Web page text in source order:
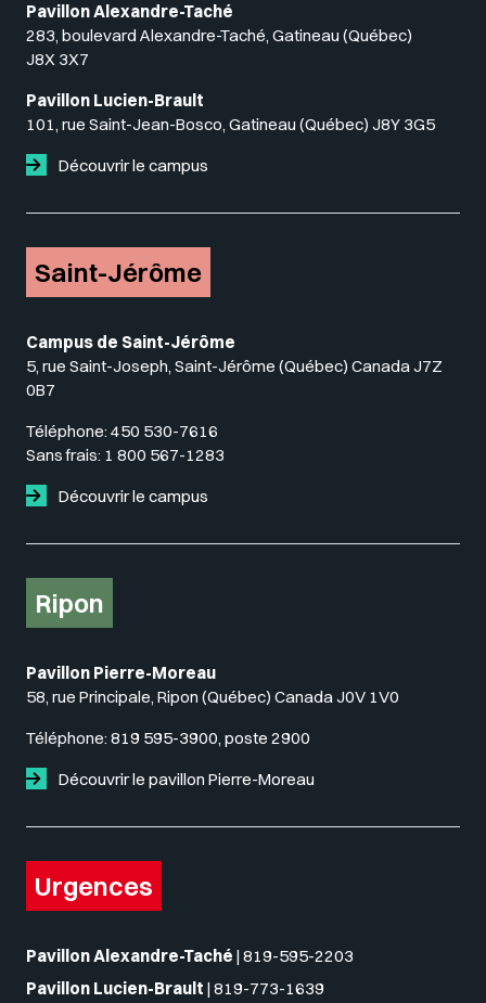
Pavillon Alexandre-Taché
283, boulevard Alexandre-Taché, Gatineau (Québec)
J8X 3X7
Pavillon Lucien-Brault
101, rue Saint-Jean-Bosco, Gatineau (Québec) J8Y 3G5
Découvrir le campus
Saint-Jérôme
Campus de Saint-Jérôme
5, rue Saint-Joseph, Saint-Jérôme (Québec) Canada J7Z
0B7
Téléphone: 450 530-7616
Sans frais: 1 800 567-1283
Découvrir le campus
Ripon
Pavillon Pierre-Moreau
58, rue Principale, Ripon (Québec) Canada J0V 1V0
Téléphone: 819 595-3900, poste 2900
Découvrir le pavillon Pierre-Moreau
Urgences
Pavillon Alexandre-Taché | 819-595-2203
Pavillon Lucien-Brault | 819-773-1639